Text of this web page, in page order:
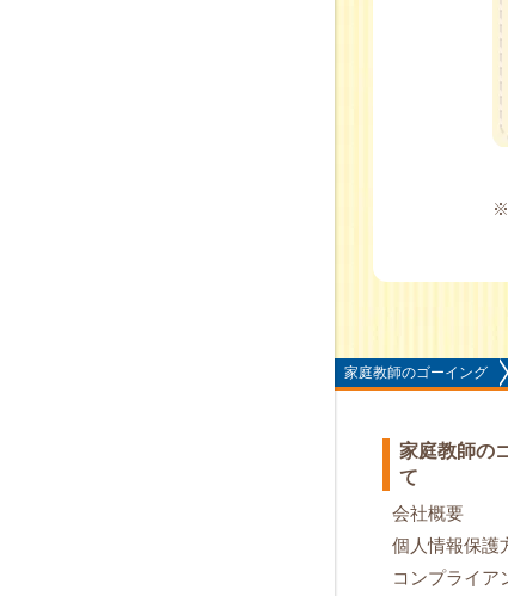
※
家庭教師のゴーイング
家庭教師の
て
会社概要
個人情報保護
コンプライア